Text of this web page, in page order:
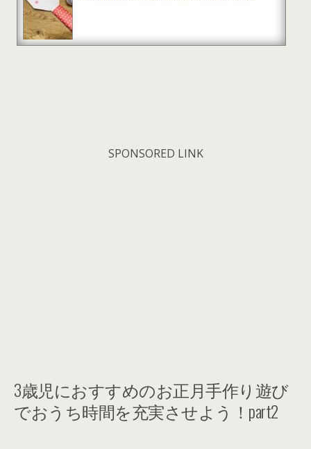
SPONSORED LINK
3歳児におすすめのお正月手作り遊び
でおうち時間を充実させよう！part2